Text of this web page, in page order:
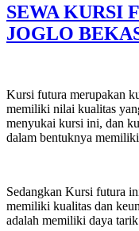
SEWA KURSI
JOGLO
Kursi futura merupakan
memiliki nilai kualitas
menyukai kursi ini, dan
dalam bentuknya
Sedangkan Kursi futura
memiliki kualitas dan
adalah memiliki daya